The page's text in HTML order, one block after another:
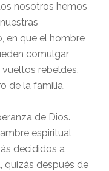
nosotros hemos
en que el hombre
comulgar
rebeldes,
de la familia.
de Dios.
espiritual
decididos a
quizás después de